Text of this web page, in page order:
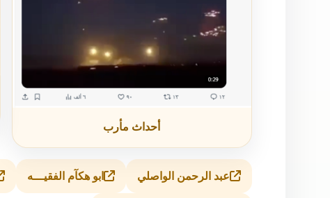
أحداث مأرب
عبد الرحمن الواصلي ابو هكآم الفقيـــه